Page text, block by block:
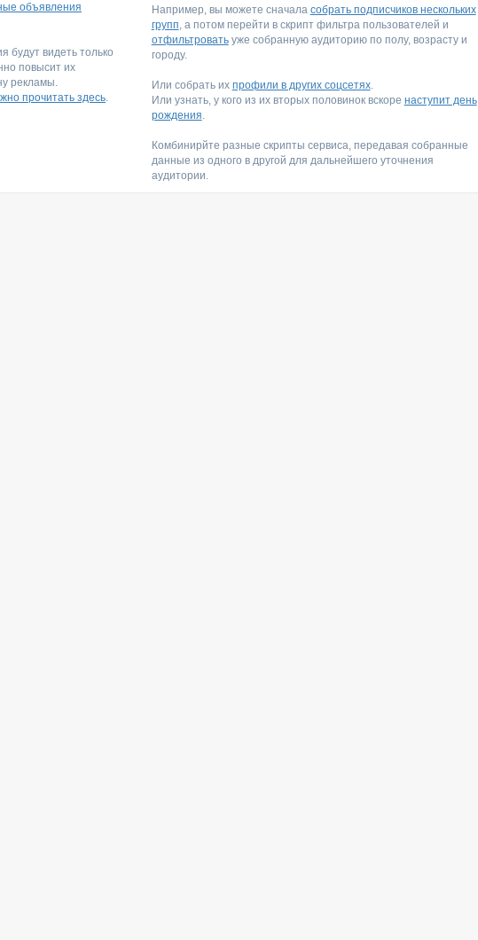
объявления
будут видеть только
повысит их
рекламы.
прочитать здесь.
Например, вы можете сначала собрать подписчиков нескольких
групп, а потом перейти в скрипт фильтра пользователей и
отфильтроватьуже собранную аудиторию по полу, возрасту и
городу.
Или собрать их профили в других соцсетях.
Или узнать, у кого из их вторых половинок вскоре наступит день
рождения.
Комбинирйте разные скрипты сервиса, передавая собранные
данные из одного в другой для дальнейшего уточнения
аудитории.